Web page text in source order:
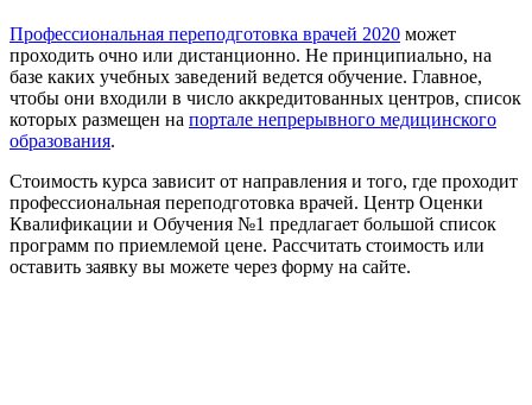
Профессиональная переподготовка врачей 2020 может
проходить очно или дистанционно. Не принципиально, на
базе каких учебных заведений ведется обучение. Главное,
чтобы они входили в число аккредитованных центров, список
которых размещен на портале непрерывного медицинского
образования.
Стоимость курса зависит от направления и того, где проходит
профессиональная переподготовка врачей. Центр Оценки
Квалификации и Обучения №1 предлагает большой список
программ по приемлемой цене. Рассчитать стоимость или
оставить заявку вы можете через форму на сайте.